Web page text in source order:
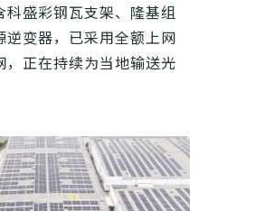
科盛彩钢瓦支架、隆基组
逆变器，已采用全额上网
，正在持续为当地输送光